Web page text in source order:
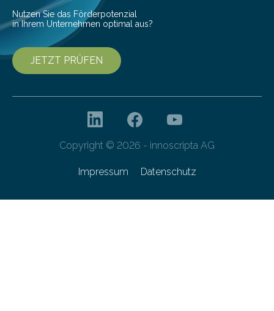
Nutzen Sie das Förderpotenzial
in Ihrem Unternehmen optimal aus?
JETZT PRÜFEN
Copyright © 2026 - innoscripta AG
Impressum Datenschutz